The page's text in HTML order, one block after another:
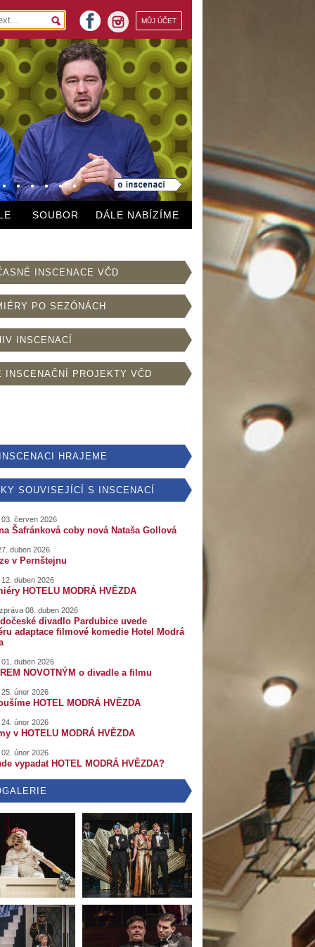
MŮJ ÚČET
instagram
facebook
SOUBOR DÁLE NABÍZÍME
INSCENACE VČD
PO SEZÓNÁCH
INSCENACÍ
INSCENAČNÍ PROJEKTY VČD
HRAJEME
SOUVISEJÍCÍ S INSCENACÍ
červen 2026
Šafránková coby nová Nataša Gollová
duben 2026
v Pernštejnu
duben 2026
HOTELU MODRÁ HVĚZDA
08. duben 2026
divadlo Pardubice uvede
adaptace filmové komedie Hotel Modrá
duben 2026
NOVOTNÝM o divadle a filmu
únor 2026
HOTEL MODRÁ HVĚZDA
únor 2026
v HOTELU MODRÁ HVĚZDA
únor 2026
vypadat HOTEL MODRÁ HVĚZDA?